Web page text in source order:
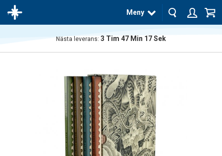
Meny
Nästa leverans: 3 Tim 47 Min 16Sek